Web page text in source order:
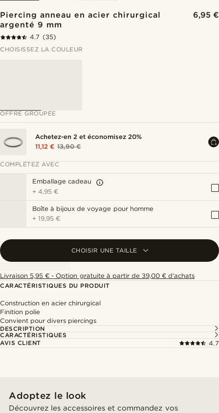
Piercing anneau en acier chirurgical
argenté 9 mm
6,95 €
4.7 (35)
CHOISISSEZ LA COULEUR
OFFRE GROUPÉE
Achetez-en 2 et économisez 20%
11,12 € 13,90 €
COMPLÉTEZ AVEC
Emballage cadeau
+4,95 €
Boîte à bijoux de voyage pour homme
+19,95 €
CHOISIR UNE TAILLE
Livraison 5,95 € - Option gratuite à partir de 39,00 € d'achats
CARACTÉRISTIQUES DU PRODUIT
Construction en acier chirurgical
Finition polie
Convient pour divers piercings
DESCRIPTION
CARACTÉRISTIQUES
AVIS CLIENT
4.7
Adoptez le look
Découvrez les accessoires et commandez vos